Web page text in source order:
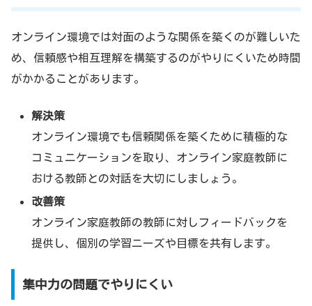
オンライン環境では対面のような関係を築くのが難しいた
め、信頼感や相互理解を構築するのがやりにくいため時間
がかかることがあります。
解決策
オンライン環境でも信頼関係を築くために積極的な
コミュニケーションを取り、オンライン家庭教師に
おける教師との対話を大切にしましょう。
改善策
オンライン家庭教師の教師に対しフィードバックを
提供し、個別の学習ニーズや目標を共有します。
集中力の問題でやりにくい